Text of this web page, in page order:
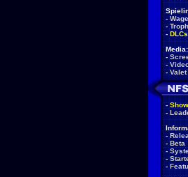
-
-
- DLCs
Media:
-
-
-
-
-
-
- Beta
-
-
-